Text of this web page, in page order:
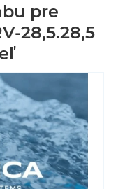
pre
28,5.28,5